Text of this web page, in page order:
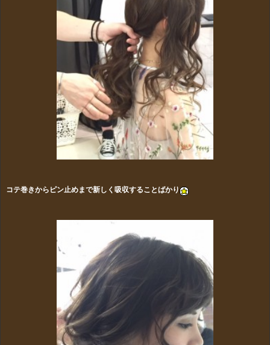
コテ巻きからピン止めまで新しく吸収することばかり